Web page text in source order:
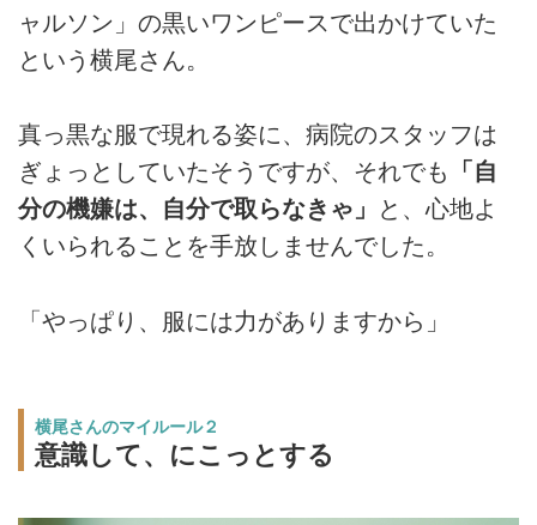
ャルソン」の黒いワンピースで出かけていた
という横尾さん。
真っ黒な服で現れる姿に、病院のスタッフは
ぎょっとしていたそうですが、それでも
「自
分の機嫌は、自分で取らなきゃ」
と、心地よ
くいられることを手放しませんでした。
「やっぱり、服には力がありますから」
横尾さんのマイルール２
意識して、にこっとする